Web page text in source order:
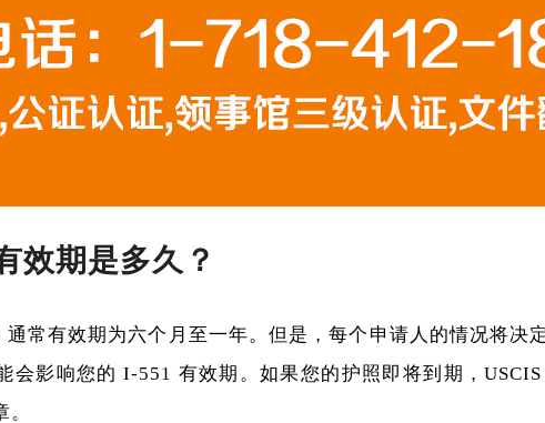
效期是多久？
常有效期为六个月至一年。但是，每个申请人的情况将决
会影响您的 I-551 有效期。如果您的护照即将到期，